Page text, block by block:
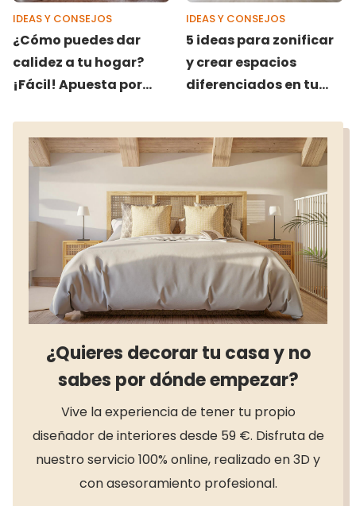
IDEAS Y CONSEJOS
¿Cómo puedes dar
calidez a tu hogar?
¡Fácil! Apuesta por
IDEAS Y CONSEJOS
5 ideas para zonificar
y crear espacios
diferenciados en tu
¿Quieres decorar tu casa y no
sabes por dónde empezar?
Vive la experiencia de tener tu propio
diseñador de interiores desde 59 €. Disfruta de
nuestro servicio 100% online, realizado en 3D y
con asesoramiento profesional.